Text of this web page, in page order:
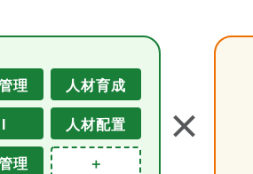
理
人材育成
人材配置
理 ＋ ＋